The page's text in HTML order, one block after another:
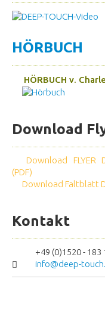
HÖRBUCH
HÖRBUCH v.
Download
Download FLYER
(PDF)
Download Faltblatt
Kontakt
+49 (0)1520 - 183
info@deep-